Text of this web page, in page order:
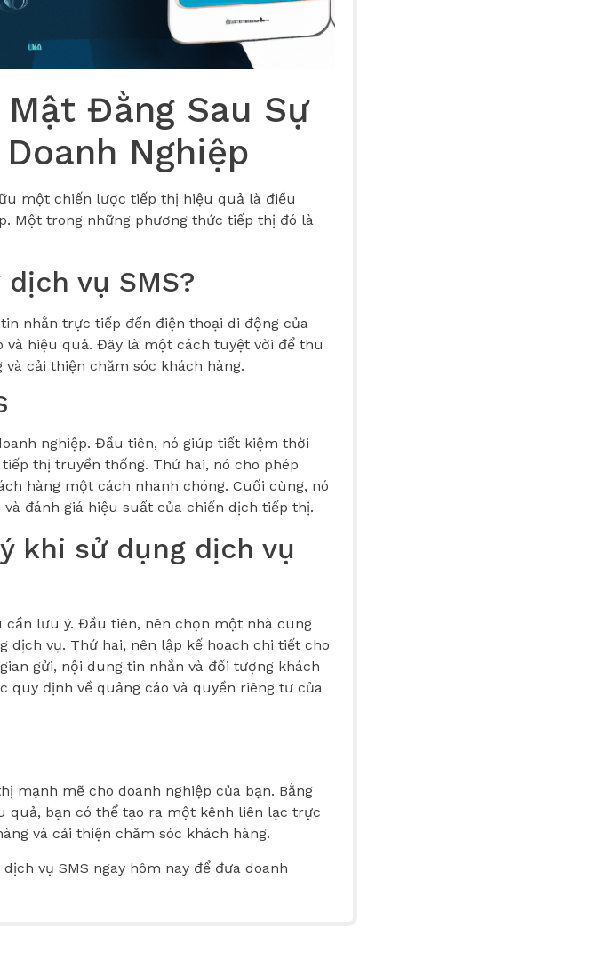
Mật Đằng Sau Sự
Nghiệp
một chiến lược tiếp thị hiệu quả là điều
Một trong những phương thức tiếp thị đó là
vụ SMS?
nhắn trực tiếp đến điện thoại di động của
hiệu quả. Đây là một cách tuyệt vời để thu
cải thiện chăm sóc khách hàng.
nghiệp. Đầu tiên, nó giúp tiết kiệm thời
thị truyền thống. Thứ hai, nó cho phép
hàng một cách nhanh chóng. Cuối cùng, nó
đánh giá hiệu suất của chiến dịch tiếp thị.
khi sử dụng dịch vụ
cần lưu ý. Đầu tiên, nên chọn một nhà cung
dịch vụ. Thứ hai, nên lập kế hoạch chi tiết cho
gửi, nội dung tin nhắn và đối tượng khách
quy định về quảng cáo và quyền riêng tư của
mạnh mẽ cho doanh nghiệp của bạn. Bằng
quả, bạn có thể tạo ra một kênh liên lạc trực
và cải thiện chăm sóc khách hàng.
vụ SMS ngay hôm nay để đưa doanh